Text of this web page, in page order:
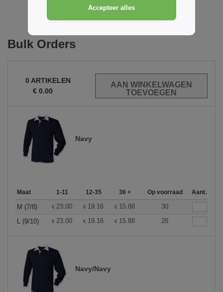
Bulk Orders
0 ARTIKELEN
€ 0.00
Navy
Maat 1-11 12-35 36 + Op voorraad Aant.
M (7/8) € 23.00 € 19.16 € 15.88
30
L (9/10)
€ 23.00 € 19.16 € 15.88 28
Navy/Navy
Accepteer alles